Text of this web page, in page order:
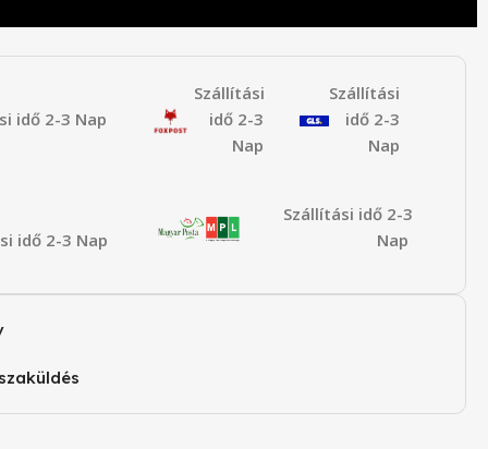
idő 2-3 Nap
Szállítási
idő 2-3
Nap
Szállítási
idő 2-3
Nap
idő 2-3 Nap
Szállítási idő 2-3
Nap